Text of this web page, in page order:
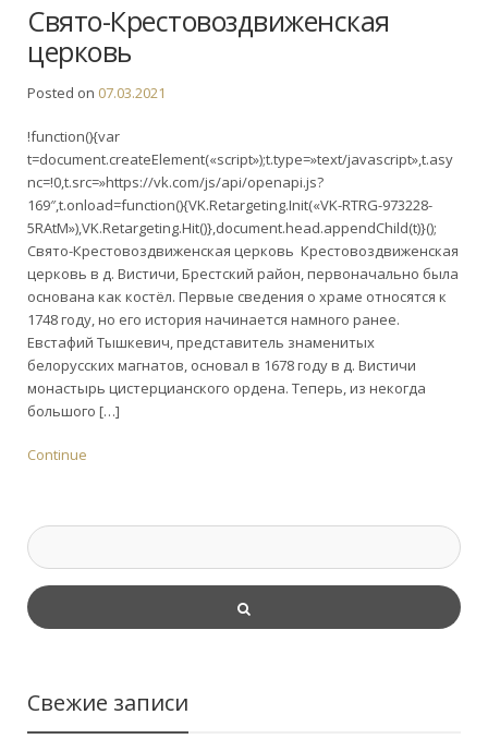
Свято-Крестовоздвиженская
церковь
Posted on 07.03.2021
!function(){var
t=document.createElement(«script»);t.type=»text/javascript»,t.asy
nc=!0,t.src=»https://vk.com/js/api/openapi.js?
169″,t.onload=function(){VK.Retargeting.Init(«VK-RTRG-973228-
5RAtM»),VK.Retargeting.Hit()},document.head.appendChild(t)}();
Свято-Крестовоздвиженская церковь Крестовоздвиженская
церковь в д. Вистичи, Брестский район, первоначально была
основана как костёл. Первые сведения о храме относятся к
1748 году, но его история начинается намного ранее.
Евстафий Тышкевич, представитель знаменитых
белорусских магнатов, основал в 1678 году в д. Вистичи
монастырь цистерцианского ордена. Теперь, из некогда
большого […]
Continue
Свежие записи